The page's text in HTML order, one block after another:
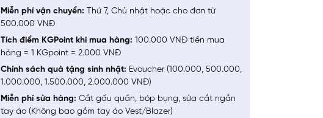
Miễn phí vận chuyển: Thứ 7, Chủ nhật hoặc cho đơn từ
500.000 VNĐ
Tích điểm KGPoint khi mua hàng: 100.000 VNĐ tiền mua
hàng = 1 KGpoint = 2.000 VNĐ
Chính sách quà tặng sinh nhật: Evoucher (100.000, 500.000,
1.000.000, 1.500.000, 2.000.000 VNĐ)
Miễn phí sửa hàng: Cắt gấu quần, bóp bụng, sửa cắt ngắn
tay áo (Không bao gồm tay áo Vest/Blazer)